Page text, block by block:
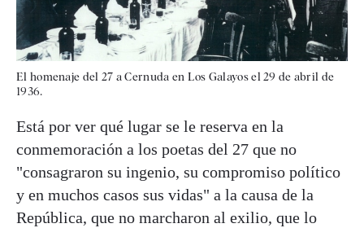
El homenaje del 27 a Cernuda en Los Galayos el 29 de abril de
1936.
Está por ver qué lugar se le reserva en la
conmemoración a los poetas del 27 que no
"consagraron su ingenio, su compromiso político
y en muchos casos sus vidas" a la causa de la
República, que no marcharon al exilio, que lo